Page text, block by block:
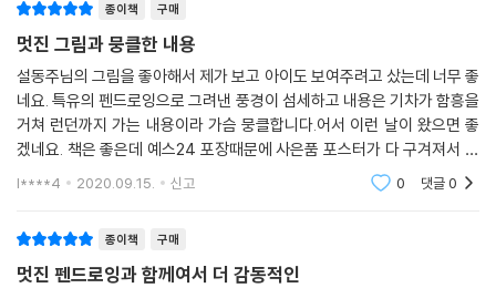
종이책 구매
멋진 그림과 뭉클한 내용
설동주님의 그림을 좋아해서 제가 보고 아이도 보여주려고 샀는데 너무 좋
네요. 특유의 펜드로잉으로 그려낸 풍경이 섬세하고 내용은 기차가 함흥을
거쳐 런던까지 가는 내용이라 가슴 뭉클합니다.어서 이런 날이 왔으면 좋
겠네요. 책은 좋은데 예스24 포장때문에 사은품 포스터가 다 구겨져서 왔
습니다. 좋아하는 작가의 그림을 소장하고자 하는 팬의 마음도 구겨졌네
l****4 2020.09.15. 신고 0 댓글0
종이책 구매
멋진 펜드로잉과 함께여서 더 감동적인